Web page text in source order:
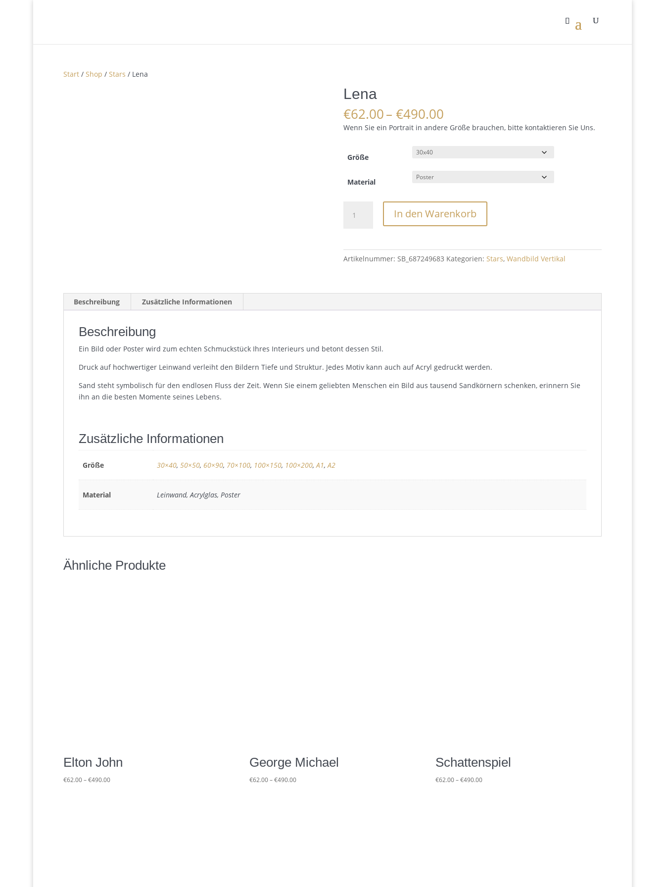
Start/ Shop / Stars / Lena
Lena
€62.00– €490.00Preisspanne:
€62.00
bis
Wenn Sie ein Portrait in andere Größe brauchen, bitte kontaktieren Sie Uns.
Größe
Material
Menge
In den Warenkorb
Artikelnummer: SB_687249683 Kategorien: Stars, Wandbild Vertikal
Beschreibung Zusätzliche Informationen
Beschreibung
Ein Bild oder Poster wird zum echten Schmuckstück Ihres Interieurs und betont dessen Stil.
Druck auf hochwertiger Leinwand verleiht den Bildern Tiefe und Struktur. Jedes Motiv kann auch auf Acryl gedruckt werden.
Sand steht symbolisch für den endlosen Fluss der Zeit. Wenn Sie einem geliebten Menschen ein Bild aus tausend Sandkörnern schenken, erinnern Sie
ihn an die besten Momente seines Lebens.
Zusätzliche Informationen
Größe 30×40, 50×50, 60×90, 70×100, 100×150, 100×200,A1,A2
Material Leinwand, Acrylglas, Poster
Ähnliche Produkte
Elton John
€62.00–€490.00Preisspanne:
George Michael
€62.00–€490.00Preisspanne:
Schattenspiel
€62.00–€490.00Preisspanne: